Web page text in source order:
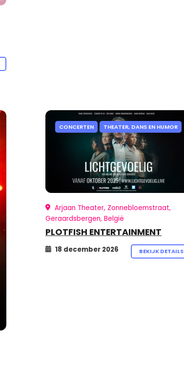
CONCERTEN THEATER, DANS EN HUMOR
Arjaan Theater, Zonnebloemstraat,
Geraardsbergen, België
PLOTFISH ENTERTAINMENT
18 december 2026 BEKIJK DETAILS